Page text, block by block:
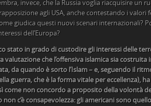
invece, che la Russia voglia riacquisire un
agli USA, anche contestando i valori
giudica questi nuovi scenari internazionali?
dell’Europa?
stato in grado di custodire gli interessi delle
valutazione che l’offensiva islamica sia costruita
da quando è sorto l’Islam – e, seguendo il
guerra, che è la forma vitale per eccellenza),
come non concordo a proposito della volontà
c’è consapevolezza: gli americani sono